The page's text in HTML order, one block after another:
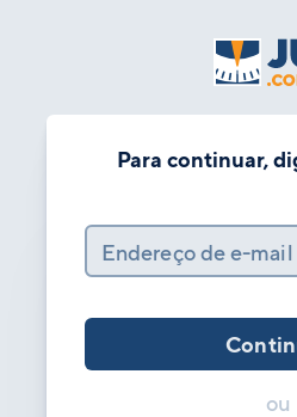
Para continuar,
Endereço de e-mail
ou